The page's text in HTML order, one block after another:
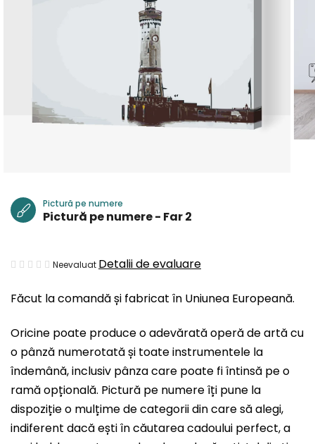
Făcut la comandă și fabricat în Uniunea Europeană.
Oricine poate produce o adevărată operă de artă cu
o pânză numerotată și toate instrumentele la
îndemână, inclusiv pânza care poate fi întinsă pe o
ramă opțională. Pictură pe numere îți pune la
dispoziție o mulțime de categorii din care să alegi,
indiferent dacă ești în căutarea cadoului perfect, a
Pictură pe numere
Pictură pe numere - Far 2
Evaluarea
a
este
0,0
din
5
stele.
Neevaluat Detalii de evaluare